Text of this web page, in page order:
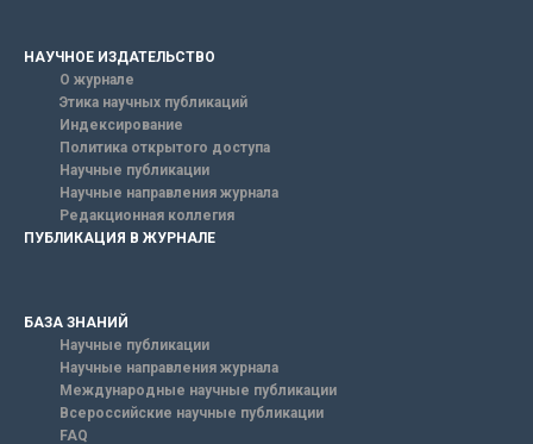
НАУЧНОЕ ИЗДАТЕЛЬСТВО
О журнале
Этика научных публикаций
Индексирование
Политика открытого доступа
Научные публикации
Научные направления журнала
Редакционная коллегия
ПУБЛИКАЦИЯ В ЖУРНАЛЕ
БАЗА ЗНАНИЙ
Научные публикации
Научные направления журнала
Международные научные публикации
Всероссийские научные публикации
FAQ